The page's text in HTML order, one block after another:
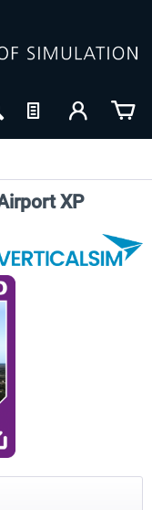
Saint Croix XP
XP